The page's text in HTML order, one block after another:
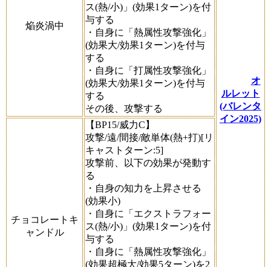
オ
ルレット
(バレンタ
イン2025)
焔炎渦中
ス(熱/小)」(効果1ターン)を付
与する
・自身に「熱属性攻撃強化」
(効果大/効果1ターン)を付与
する
・自身に「打属性攻撃強化」
(効果大/効果1ターン)を付与
する
その後、攻撃する
チョコレートキ
ャンドル
【BP15/威力C】
攻撃/遠/間接/敵単体(熱+打)[リ
キャストターン:5]
攻撃前、以下の効果が発動す
る
・自身の知力を上昇させる
(効果小)
・自身に「エクストラフォー
ス(熱/小)」(効果1ターン)を付
与する
・自身に「熱属性攻撃強化」
(効果超極大/効果5ターン)を2